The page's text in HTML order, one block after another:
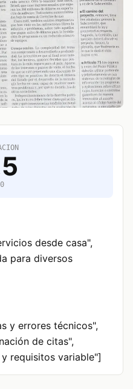
desde casa",
para diversos
y errores técnicos",
de citas",
requisitos variable"]